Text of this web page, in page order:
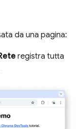
da una pagina:
registra tutta